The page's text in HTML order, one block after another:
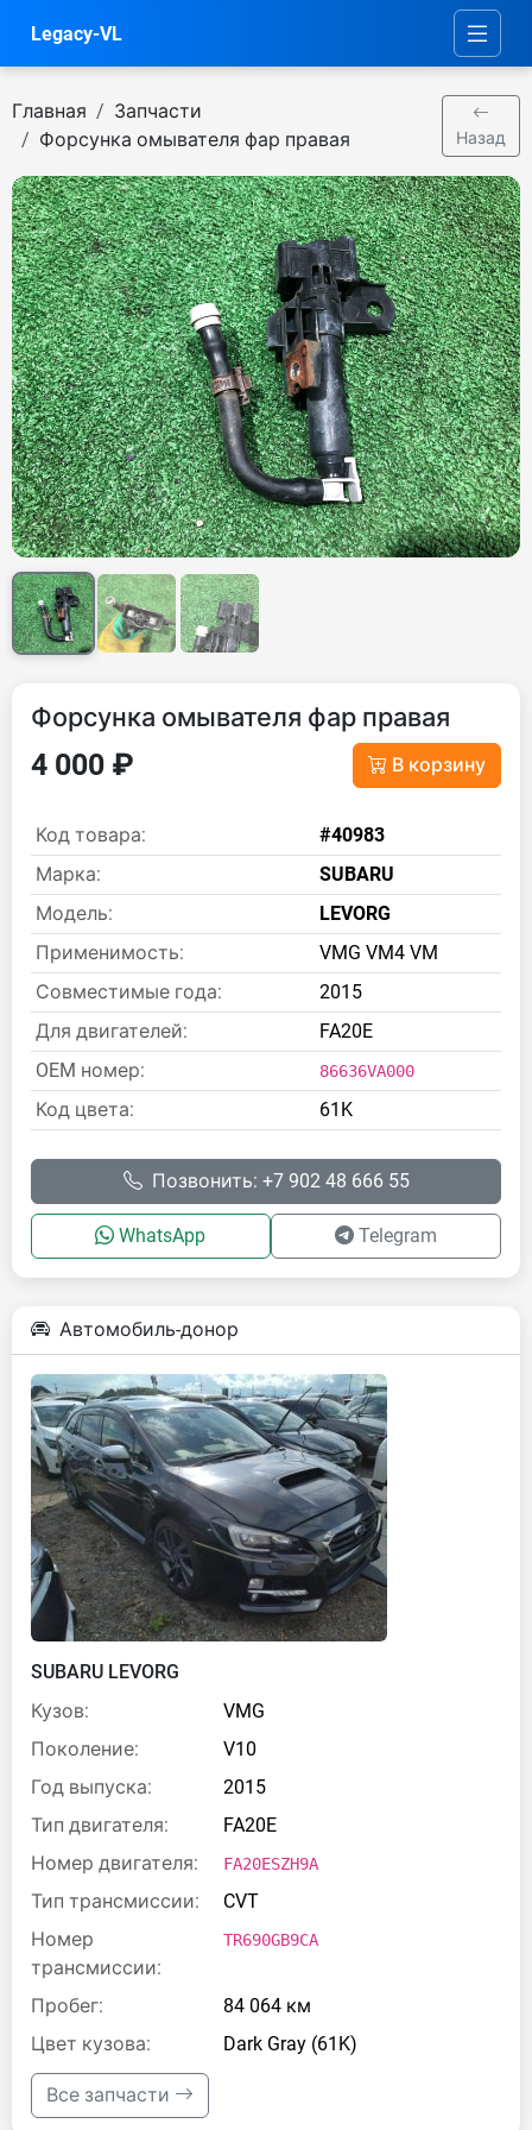
Legacy-VL
Главная
Запчасти
Форсунка омывателя фар правая
Назад
Форсунка омывателя фар правая
4 000 ₽ В корзину
Код товара:
#40983
Марка:
SUBARU
Модель:
LEVORG
Применимость:
VMG VM4 VM
Совместимые года:
2015
Для двигателей:
FA20E
OEM номер:
86636VA000
Код цвета: 61K
Позвонить: +7 902 48 666 55
WhatsApp Telegram
Автомобиль-донор
SUBARU LEVORG
Кузов:
VMG
Поколение:
V10
Год выпуска:
2015
Тип двигателя:
FA20E
Номер двигателя:
FA20ESZH9A
Тип трансмиссии:
CVT
Номер
трансмиссии:
TR690GB9CA
Пробег:
84 064 км
Цвет кузова:
Dark Gray (61K)
Все запчасти